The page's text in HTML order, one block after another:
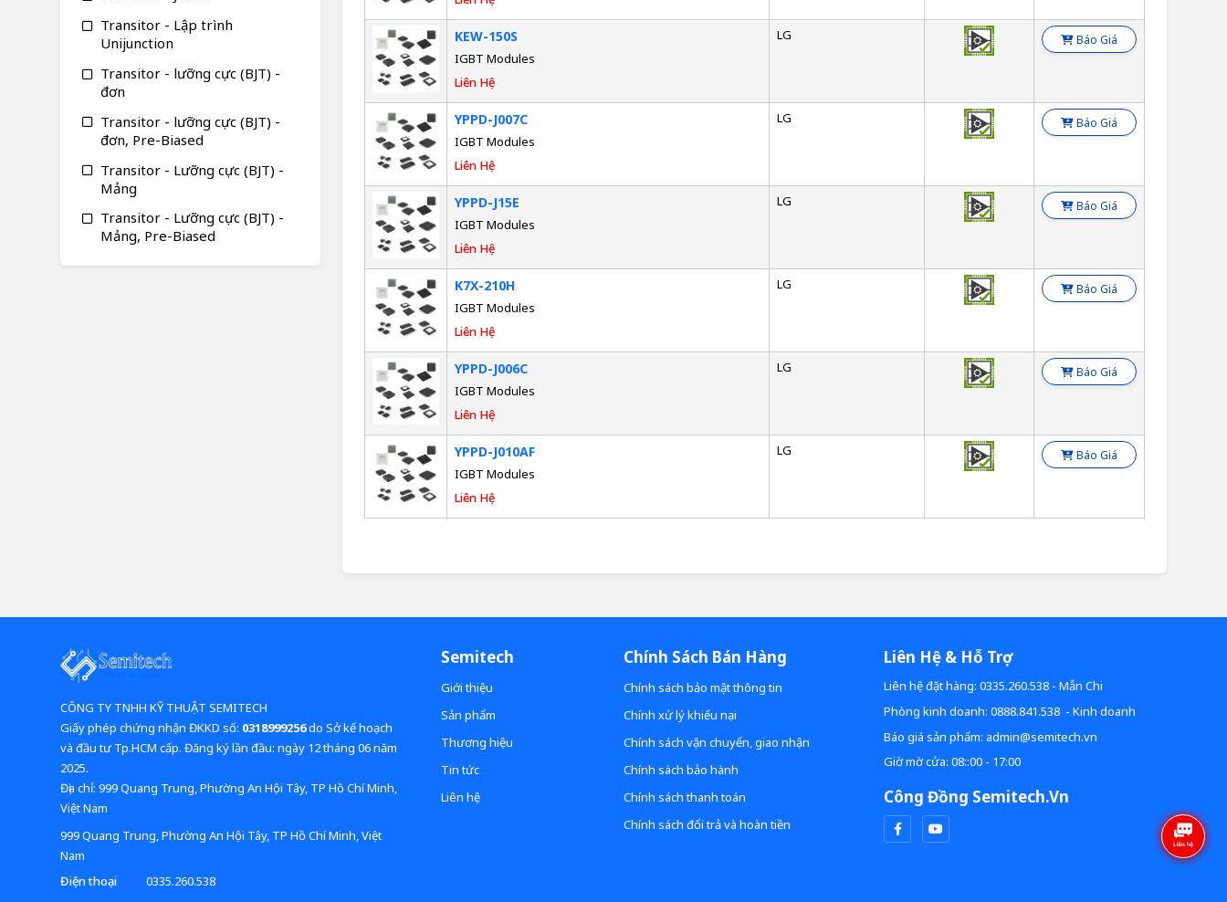
KEW-150S
IGBT Modules
Liên Hệ
LG Báo Giá
YPPD-J007C
IGBT Modules
Liên Hệ
LG Báo Giá
YPPD-J15E
IGBT Modules
Liên Hệ
LG Báo Giá
K7X-210H
IGBT Modules
Liên Hệ
LG Báo Giá
YPPD-J006C
IGBT Modules
Liên Hệ
LG Báo Giá
YPPD-J010AF
IGBT Modules
Liên Hệ
LG Báo Giá
Transitor - Lập trình
Unijunction
Transitor - lưỡng cực (BJT) -
đơn
Transitor - lưỡng cực (BJT) -
đơn, Pre-Biased
Transitor - Lưỡng cực (BJT) -
Mảng
Transitor - Lưỡng cực (BJT) -
Mảng, Pre-Biased
CÔNG TY TNHH KỸ THUẬT SEMITECH
Giấy phép chứng nhận ĐKKD số: 0318999256do Sở kế hoạch
và đầu tư Tp.HCM cấp. Đăng ký lần đầu: ngày 12 tháng 06 năm
2025.
​​​​​​​Địa chỉ: 999 Quang Trung, Phường An Hội Tây, TP Hồ Chí Minh,
Việt Nam
999 Quang Trung, Phường An Hội Tây, TP Hồ Chí Minh, Việt
Nam
Điện thoại
0335.260.538
Semitech
Giới thiệu
Sản phẩm
Thương hiệu
Tin tức
Liên hệ
Chính Sách Bán Hàng
Chính sách bảo mật thông tin
Chính xử lý khiếu nại
Chính sách vận chuyển, giao nhận
Chính sách bảo hành
Chính sách thanh toán
Chính sách đổi trả và hoàn tiền
Liên Hệ & Hỗ Trợ
Liên hệ đặt hàng: 0335.260.538 - Mẫn Chi
Phòng kinh doanh: 0888.841.538 - Kinh doanh
Báo giá sản phẩm: admin@semitech.vn
Giờ mờ cửa: 08::00 - 17:00
Công Đồng Semitech.vn